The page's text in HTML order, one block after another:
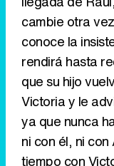
cambie otra
conoce la
rendirá hasta
que su hijo
Victoria y le
ya que nunca
ni con él, ni
tiempo con